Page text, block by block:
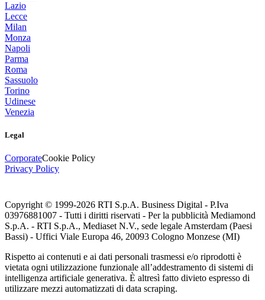
Lazio
Lecce
Milan
Monza
Napoli
Parma
Roma
Sassuolo
Torino
Udinese
Venezia
Legal
CorporateCookie Policy
Privacy Policy
Copyright © 1999-2026 RTI S.p.A. Business Digital - P.Iva
03976881007 - Tutti i diritti riservati - Per la pubblicità Mediamond
S.p.A. - RTI S.p.A., Mediaset N.V., sede legale Amsterdam (Paesi
Bassi) - Uffici Viale Europa 46, 20093 Cologno Monzese (MI)
Rispetto ai contenuti e ai dati personali trasmessi e/o riprodotti è
vietata ogni utilizzazione funzionale all’addestramento di sistemi di
intelligenza artificiale generativa. È altresì fatto divieto espresso di
utilizzare mezzi automatizzati di data scraping.